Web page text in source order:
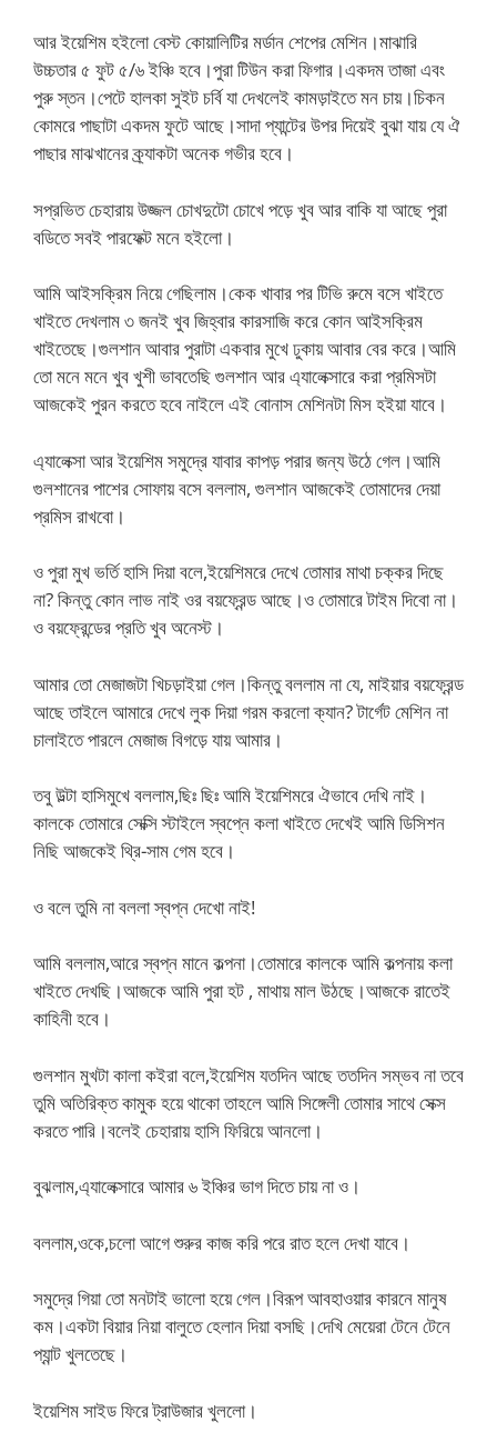
আর ইয়েশিম হইলো বেস্ট কোয়ালিটির মর্ডান শেপের মেশিন।মাঝারি
উচ্চতার ৫ ফুট ৫/৬ ইঞ্চি হবে।পুরা টিউন করা ফিগার।একদম তাজা এবং
পুরু স্তন।পেটে হালকা সুইট চর্বি যা দেখলেই কামড়াইতে মন চায়।চিকন
কোমরে পাছাটা একদম ফুটে আছে।সাদা প্যান্টের উপর দিয়েই বুঝা যায় যে ঐ
পাছার মাঝখানের ক্র্যাকটা অনেক গভীর হবে।
সপ্রভিত চেহারায় উজ্জল চোখদুটো চোখে পড়ে খুব আর বাকি যা আছে পুরা
বডিতে সবই পারফেক্ট মনে হইলো।
আমি আইসক্রিম নিয়ে গেছিলাম।কেক খাবার পর টিভি রুমে বসে খাইতে
খাইতে দেখলাম ৩ জনই খুব জিহ্বার কারসাজি করে কোন আইসক্রিম
খাইতেছে।গুলশান আবার পুরাটা একবার মুখে ঢুকায় আবার বের করে।আমি
তো মনে মনে খুব খুশী ভাবতেছি গুলশান আর এ্যালেক্সারে করা প্রমিসটা
আজকেই পুরন করতে হবে নাইলে এই বোনাস মেশিনটা মিস হইয়া যাবে।
এ্যালেক্সা আর ইয়েশিম সমুদ্রে যাবার কাপড় পরার জন্য উঠে গেল।আমি
গুলশানের পাশের সোফায় বসে বললাম, গুলশান আজকেই তোমাদের দেয়া
প্রমিস রাখবো।
ও পুরা মুখ ভর্তি হাসি দিয়া বলে,ইয়েশিমরে দেখে তোমার মাথা চক্কর দিছে
না? কিন্তু কোন লাভ নাই ওর বয়ফ্রেন্ড আছে।ও তোমারে টাইম দিবো না।
ও বয়ফ্রেন্ডের প্রতি খুব অনেস্ট।
আমার তো মেজাজটা খিচড়াইয়া গেল।কিন্তু বললাম না যে, মাইয়ার বয়ফ্রেন্ড
আছে তাইলে আমারে দেখে লুক দিয়া গরম করলো ক্যান? টার্গেট মেশিন না
চালাইতে পারলে মেজাজ বিগড়ে যায় আমার।
তবু উল্টা হাসিমুখে বললাম,ছিঃ ছিঃ আমি ইয়েশিমরে ঐভাবে দেখি নাই।
কালকে তোমারে সেক্সি স্টাইলে স্বপ্নে কলা খাইতে দেখেই আমি ডিসিশন
নিছি আজকেই থ্রি-সাম গেম হবে।
ও বলে তুমি না বললা স্বপ্ন দেখো নাই!
আমি বললাম,আরে স্বপ্ন মানে কল্পনা।তোমারে কালকে আমি কল্পনায় কলা
খাইতে দেখছি।আজকে আমি পুরা হট , মাথায় মাল উঠছে।আজকে রাতেই
কাহিনী হবে।
গুলশান মুখটা কালা কইরা বলে,ইয়েশিম যতদিন আছে ততদিন সম্ভব না তবে
তুমি অতিরিক্ত কামুক হয়ে থাকো তাহলে আমি সিঙ্গেলী তোমার সাথে সেক্স
করতে পারি।বলেই চেহারায় হাসি ফিরিয়ে আনলো।
বুঝলাম,এ্যালেক্সারে আমার ৬ ইঞ্চির ভাগ দিতে চায় না ও।
বললাম,ওকে,চলো আগে শুরুর কাজ করি পরে রাত হলে দেখা যাবে।
সমুদ্রে গিয়া তো মনটাই ভালো হয়ে গেল।বিরূপ আবহাওয়ার কারনে মানুষ
কম।একটা বিয়ার নিয়া বালুতে হেলান দিয়া বসছি।দেখি মেয়েরা টেনে টেনে
প্যান্ট খুলতেছে।
ইয়েশিম সাইড ফিরে ট্রাউজার খুললো।